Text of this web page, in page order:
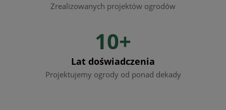
Zrealizowanych projektów ogrodów
10+
Lat doświadczenia
Projektujemy ogrody od ponad dekady